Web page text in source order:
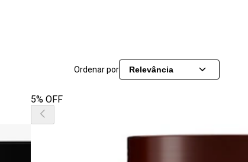
Ordenar por Relevância
5% OFF